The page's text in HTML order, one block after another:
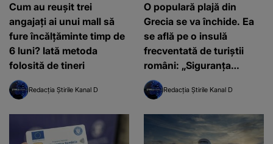
Cum au reușit trei
angajați ai unui mall să
fure încălțăminte timp de
6 luni? Iată metoda
folosită de tineri
Redacția Știrile Kanal D
O populară plajă din
Grecia se va închide. Ea
se află pe o insulă
frecventată de turiștii
români: „Siguranța
rezidenților și a
vizitatorilor este mai
Redacția Știrile Kanal D